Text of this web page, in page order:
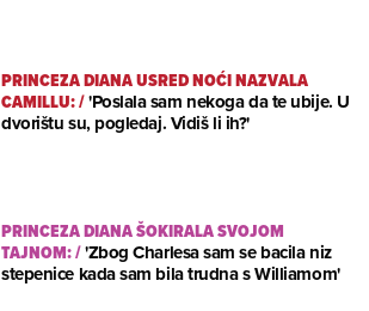
PRINCEZA DIANA USRED NOĆI NAZVALA
CAMILLU:/'Poslala sam nekoga da te ubije. U
dvorištu su, pogledaj. Vidiš li ih?'
PRINCEZA DIANA ŠOKIRALA SVOJOM
TAJNOM:/'Zbog Charlesa sam se bacila niz
stepenice kada sam bila trudna s Williamom'